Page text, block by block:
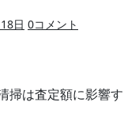
日 0コメント